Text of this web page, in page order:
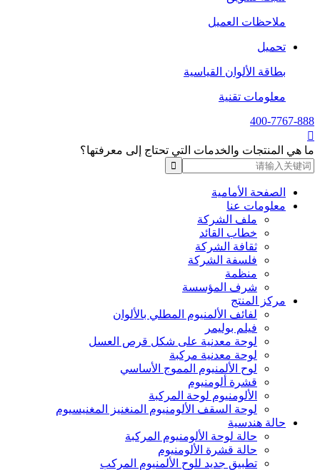
ملاحظات العميل
تحميل
بطاقة الألوان القياسية
معلومات تقنية
400-7767-888

ما هي المنتجات والخدمات التي تحتاج إلى معرفتها؟
الصفحة الأمامية
معلومات عنا
ملف الشركة
خطاب القائد
ثقافة الشركة
فلسفة الشركة
منظمة
شرف المؤسسة
مركز المنتج
لفائف الألمنيوم المطلي بالألوان
فيلم بوليمر
لوحة معدنية على شكل قرص العسل
لوحة معدنية مركبة
لوح الألمنيوم المموج الأساسي
قشرة ألومنيوم
الألومنيوم لوحة المركبة
لوحة السقف الألومنيوم المنغنيز المغنيسيوم
حالة هندسية
حالة لوحة الألومنيوم المركبة
حالة قشرة الألومنيوم
تطبيق جديد للوح الألمنيوم المركب